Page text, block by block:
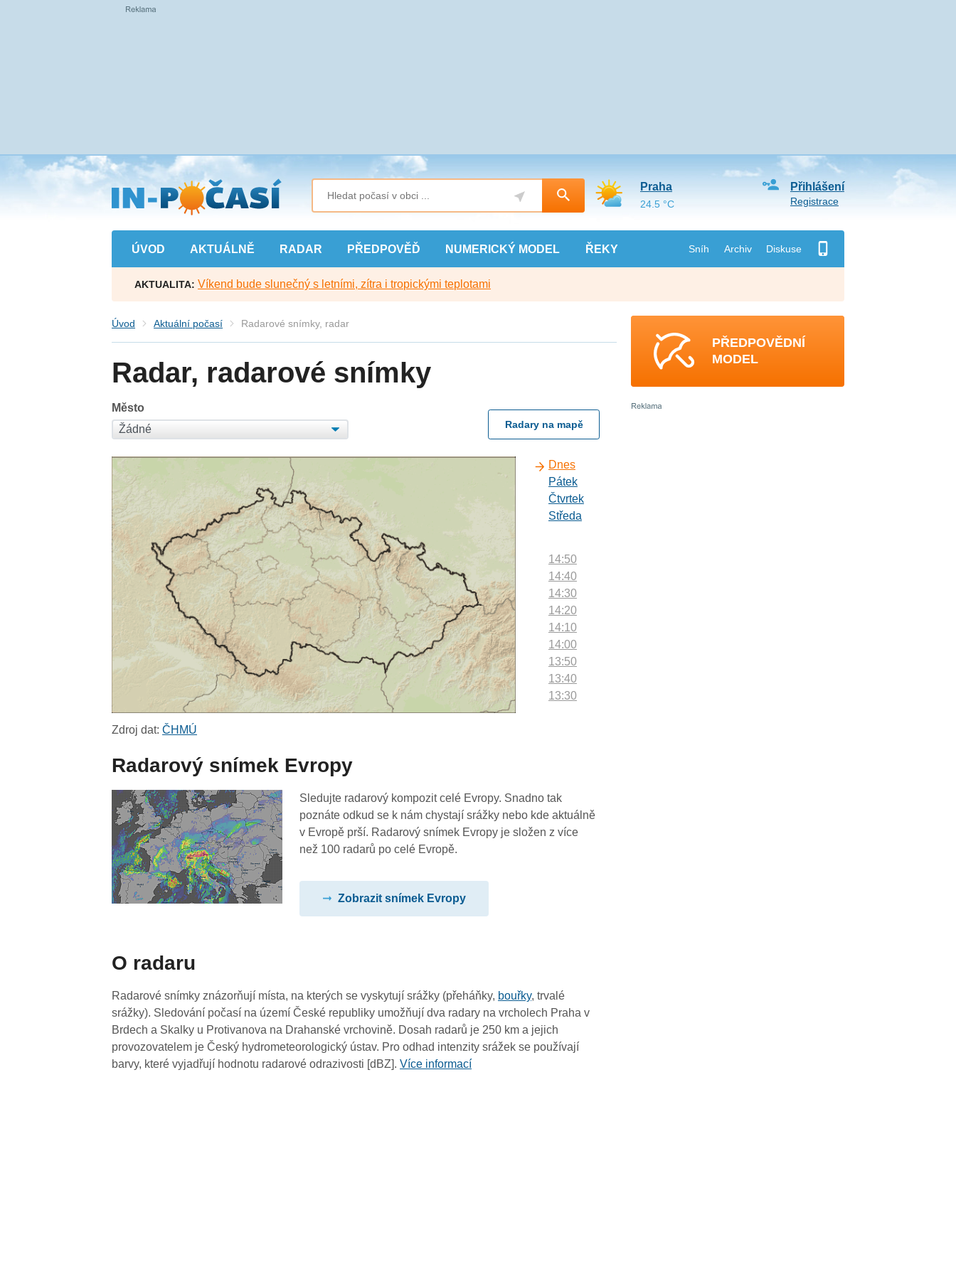
Přejít
na
hlavní
obsah
ÚVOD AKTUÁLNĚ RADAR PŘEDPOVĚĎ NUMERICKÝ MODEL ŘEKY Sníh Archiv Diskuse
Přihlášení
Registrace
Praha
24.5 °C
AKTUALITA: Víkend bude slunečný s letními, zítra i tropickými teplotami
Úvod Aktuální počasí Radarové snímky, radar
Radar, radarové snímky
Město
Radary na mapě
Dnes
Pátek
Čtvrtek
Středa
14:50
14:40
14:30
14:20
14:10
14:00
13:50
13:40
13:30
12:30
12:20
12:10
10:30
10:20
10:10
10:00
Zdroj dat:ČHMÚ
Radarový snímek Evropy
Sledujte radarový kompozit celé Evropy. Snadno tak
poznáte odkud se k nám chystají srážky nebo kde aktuálně
v Evropě prší. Radarový snímek Evropy je složen z více
než 100 radarů po celé Evropě.
Zobrazit snímek Evropy
O radaru
Radarové snímky znázorňují místa, na kterých se vyskytují srážky (přeháňky, bouřky, trvalé
srážky). Sledování počasí na území České republiky umožňují dva radary na vrcholech Praha v
Brdech a Skalky u Protivanova na Drahanské vrchovině. Dosah radarů je 250 km a jejich
provozovatelem je Český hydrometeorologický ústav. Pro odhad intenzity srážek se používají
barvy, které vyjadřují hodnotu radarové odrazivosti [dBZ].Více informací
PŘEDPOVĚDNÍ
MODEL